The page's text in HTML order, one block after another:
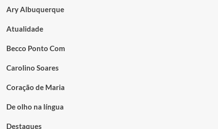
Ary Albuquerque
Atualidade
Becco Ponto Com
Carolino Soares
Coração de Maria
De olho na língua
Destaques